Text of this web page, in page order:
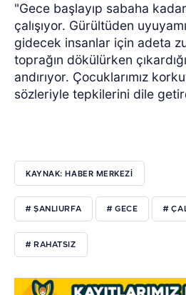
"Gece başlayıp sabaha
çalışıyor. Gürültüden
gidecek insanlar için adeta
toprağın dökülürken
andırıyor. Çocuklarımız
sözleriyle tepkilerini dile
KAYNAK: HABER MERKEZİ
# ŞANLIURFA # GECE #
# RAHATSIZ